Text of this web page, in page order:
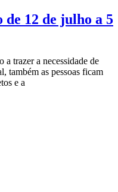
de 12 de julho a 5
a trazer a necessidade de
também as pessoas ficam
e a